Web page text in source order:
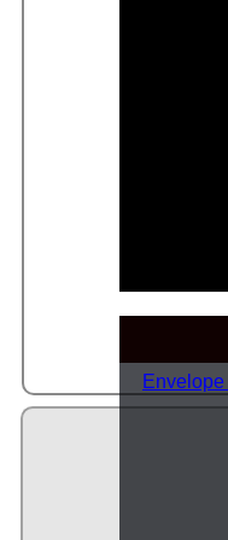
Envelope